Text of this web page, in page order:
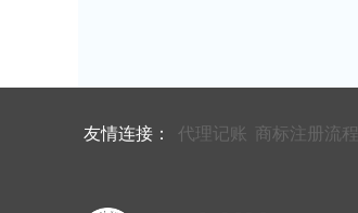
友情连接： 代理记账 商标注册流程